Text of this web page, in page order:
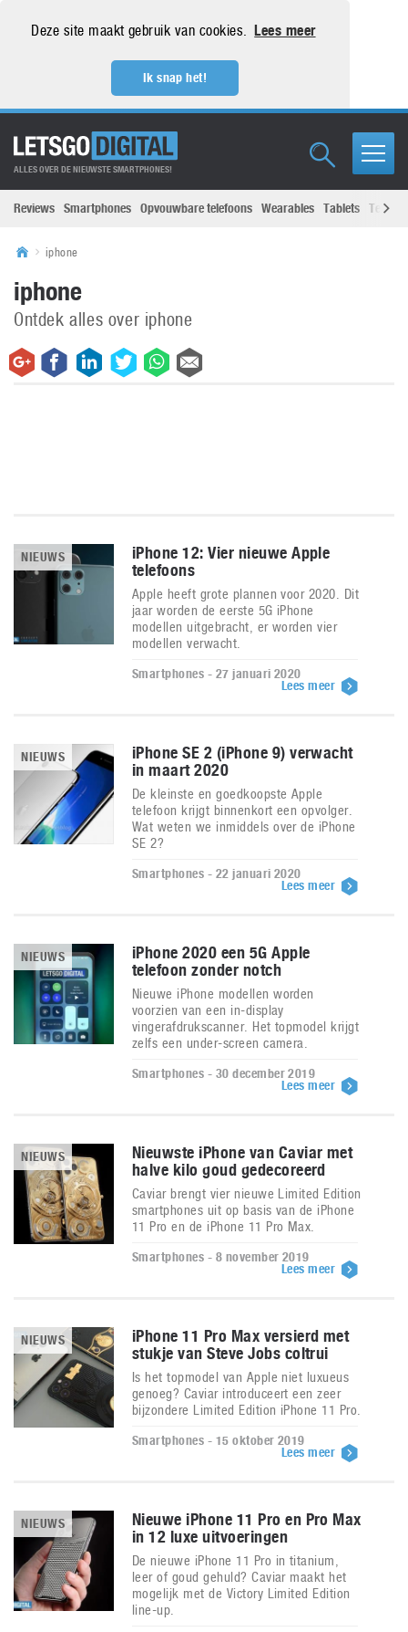
Deze site maakt gebruik van cookies. Lees meer
Ik snap het!
ALLES OVER DE NIEUWSTE SMARTPHONES!
Reviews Smartphones Opvouwbare telefoons Wearables Tablets
iphone
iphone
Ontdek alles over iphone
NIEUWS
iPhone 12: Vier nieuwe Apple
telefoons
Apple heeft grote plannen voor 2020. Dit
jaar worden de eerste 5G iPhone
modellen uitgebracht, er worden vier
modellen verwacht.
Smartphones - 27 januari 2020
Lees meer
NIEUWS
iPhone SE 2 (iPhone 9) verwacht
in maart 2020
De kleinste en goedkoopste Apple
telefoon krijgt binnenkort een opvolger.
Wat weten we inmiddels over de iPhone
SE 2?
Smartphones - 22 januari 2020
Lees meer
NIEUWS
iPhone 2020 een 5G Apple
telefoon zonder notch
Nieuwe iPhone modellen worden
voorzien van een in-display
vingerafdrukscanner. Het topmodel krijgt
zelfs een under-screen camera.
Smartphones - 30 december 2019
Lees meer
NIEUWS
Nieuwste iPhone van Caviar met
halve kilo goud gedecoreerd
Caviar brengt vier nieuwe Limited Edition
smartphones uit op basis van de iPhone
11 Pro en de iPhone 11 Pro Max.
Smartphones - 8 november 2019
Lees meer
NIEUWS
iPhone 11 Pro Max versierd met
stukje van Steve Jobs coltrui
Is het topmodel van Apple niet luxueus
genoeg? Caviar introduceert een zeer
bijzondere Limited Edition iPhone 11 Pro.
Smartphones - 15 oktober 2019
Lees meer
NIEUWS
Nieuwe iPhone 11 Pro en Pro Max
in 12 luxe uitvoeringen
De nieuwe iPhone 11 Pro in titanium,
leer of goud gehuld? Caviar maakt het
mogelijk met de Victory Limited Edition
line-up.